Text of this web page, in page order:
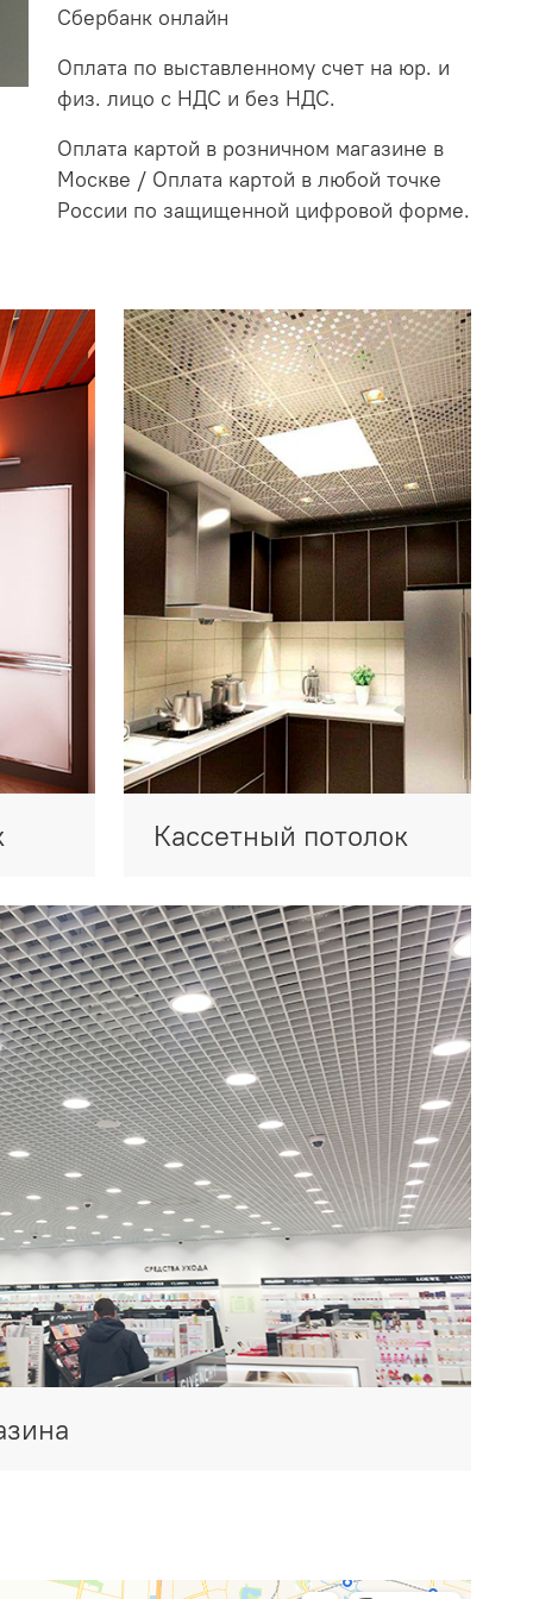
Сбербанк онлайн
Оплата по выставленному счет на юр. и
физ. лицо с НДС и без НДС.
Оплата картой в розничном магазине в
Москве / Оплата картой в любой точке
России по защищенной цифровой форме.
Кассетный потолок